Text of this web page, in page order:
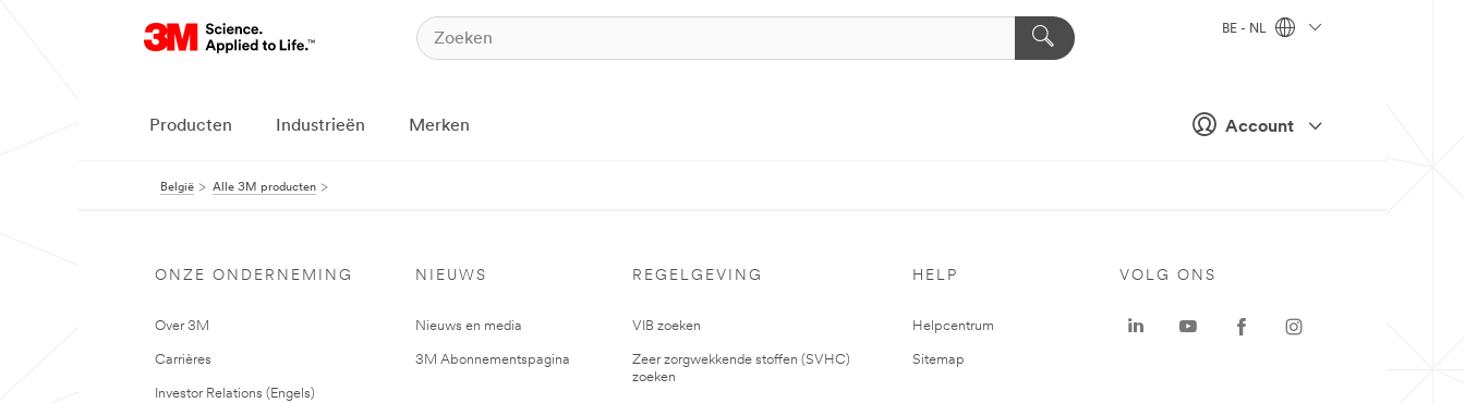
Account
BE - NL
Producten Industrieën Merken
België Alle 3M producten
ONZE ONDERNEMING
Over 3M
Carrières
Investor Relations (Engels)
NIEUWS
Nieuws en media
3M Abonnementspagina
REGELGEVING
VIB zoeken
Zeer zorgwekkende stoffen (SVHC)
zoeken
HELP
Helpcentrum
Sitemap
VOLG ONS